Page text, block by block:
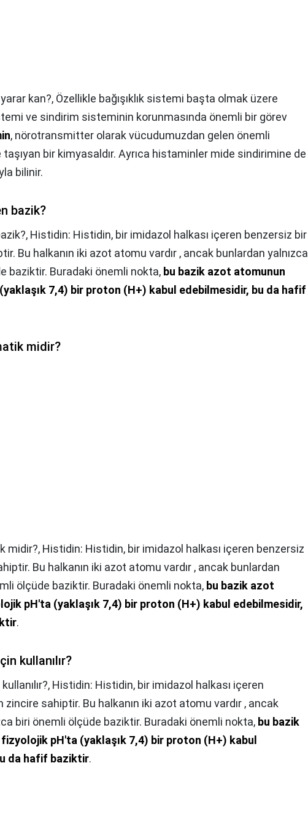
kan?, Özellikle bağışıklık sistemi başta olmak üzere
ve sindirim sisteminin korunmasında önemli bir görev
, nörotransmitter olarak vücudumuzdan gelen önemli
taşıyan bir kimyasaldır. Ayrıca histaminler mide sindirimine de
bilinir.
bazik?
Histidin: Histidin, bir imidazol halkası içeren benzersiz bir
Bu halkanın iki azot atomu vardır , ancak bunlardan yalnızca
baziktir. Buradaki önemli nokta, bu bazik azot atomunun
7,4) bir proton (H+) kabul edebilmesidir, bu da hafif
midir?
midir?, Histidin: Histidin, bir imidazol halkası içeren benzersiz
Bu halkanın iki azot atomu vardır , ancak bunlardan
ölçüde baziktir. Buradaki önemli nokta, bu bazik azot
pH'ta (yaklaşık 7,4) bir proton (H+) kabul edebilmesidir,
.
kullanılır?
Histidin: Histidin, bir imidazol halkası içeren
zincire sahiptir. Bu halkanın iki azot atomu vardır , ancak
biri önemli ölçüde baziktir. Buradaki önemli nokta, bu bazik
pH'ta (yaklaşık 7,4) bir proton (H+) kabul
da hafif baziktir.